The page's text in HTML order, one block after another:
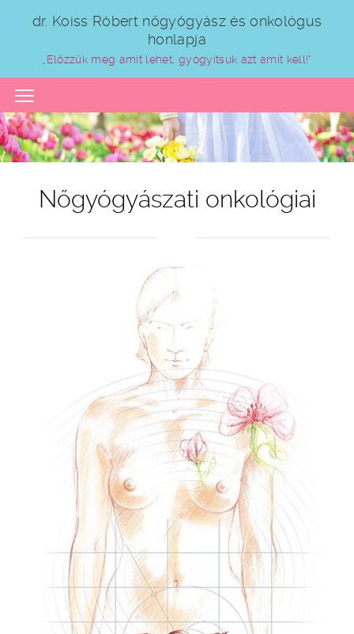
dr. Koiss Róbert nőgyógyász és onkológus
honlapja
„Előzzük meg amit lehet, gyógyítsuk azt amit kell!”
Nőgyógyászati onkológiai